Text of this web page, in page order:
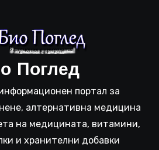
Поглед
портал за
алтернативна медицина
на медицината, витамини,
и хранителни добавки